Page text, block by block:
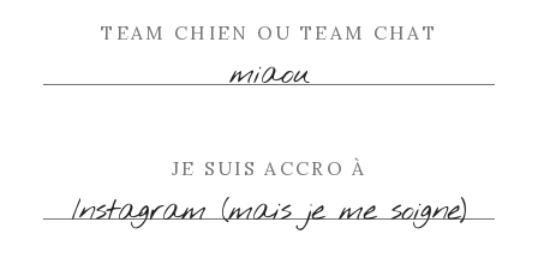
TEAM CHIEN OU TEAM CHAT
miaou
JE SUIS ACCRO À
Instagram (mais je me soigne)